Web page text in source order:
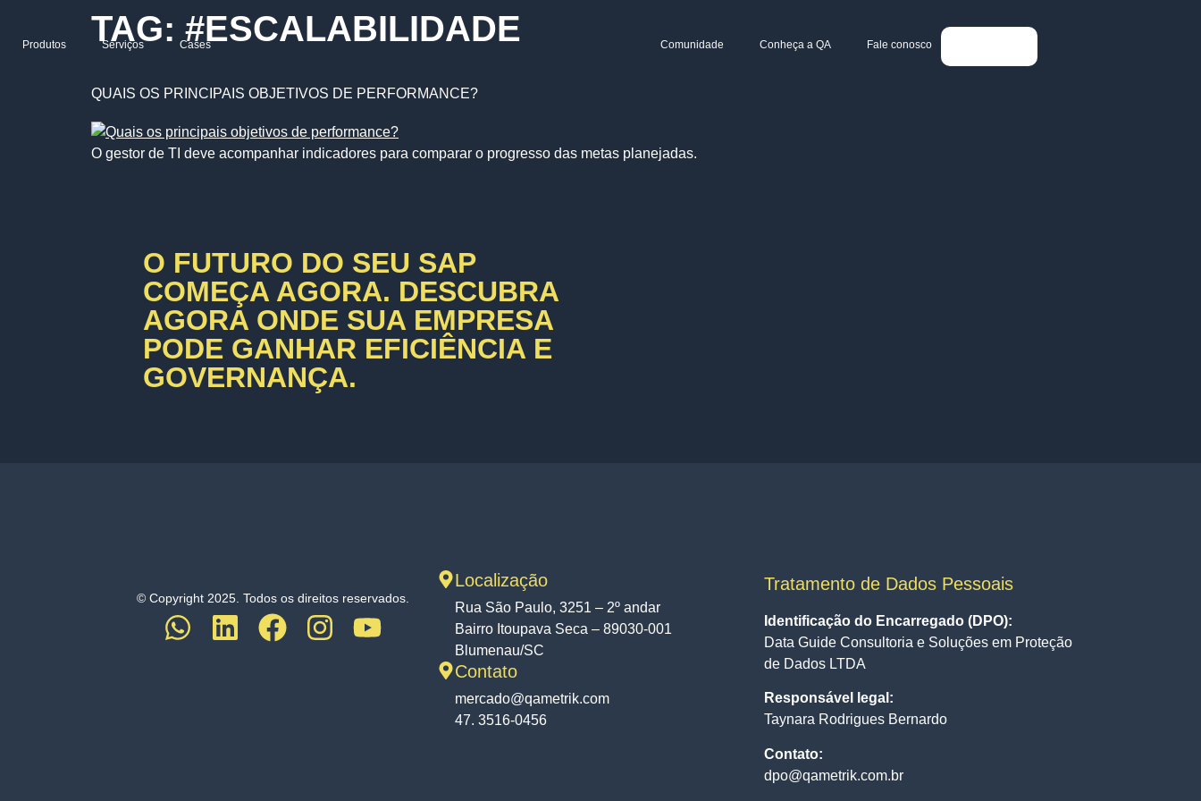
Produtos Serviços Cases Comunidade Conheça a QA Fale conosco
TAG: #ESCALABILIDADE
QUAIS OS PRINCIPAIS OBJETIVOS DE PERFORMANCE?
O gestor de TI deve acompanhar indicadores para comparar o progresso das metas planejadas.
O FUTURO DO SEU SAP
COMEÇA AGORA. DESCUBRA
AGORA ONDE SUA EMPRESA
PODE GANHAR EFICIÊNCIA E
GOVERNANÇA.
© Copyright 2025. Todos os direitos reservados.
Localização
Rua São Paulo, 3251 – 2º andar
Bairro Itoupava Seca – 89030-001
Blumenau/SC
Contato
mercado@qametrik.com
47. 3516-0456
Tratamento de Dados Pessoais
Identificação do Encarregado (DPO):
Data Guide Consultoria e Soluções em Proteção
de Dados LTDA
Responsável legal:
Taynara Rodrigues Bernardo
Contato:
dpo@qametrik.com.br